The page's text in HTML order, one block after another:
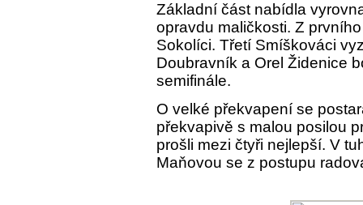
Základní část nabídla
opravdu maličkosti. Z
Sokolíci. Třetí Smíškováci
Doubravník a Orel Židenice
semifinále.
O velké překvapení se
překvapivě s malou posilou
prošli mezi čtyři nejlepší. V
Maňovou se z postupu